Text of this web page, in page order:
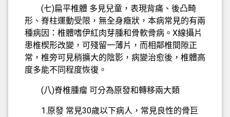
(七)扁平椎體 多見兒童，表現背痛、後凸畸
形、脊柱運動受限，無全身癥狀，本病常見的有兩
種病因：椎體嗜伊紅肉芽腫和骨軟骨病。X線攝片
患椎楔形改變，可殘留一薄片，而相鄰椎間隙正
常，椎旁可見稍擴大的陰影，病變治愈後，椎體高
度多能不同程度恢復。
(八)脊椎腫瘤 可分為原發和轉移兩大類
1.原發 常見30歲以下病人，常見良性的骨巨